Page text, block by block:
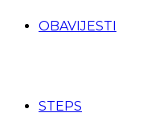
OBAVIJESTI
STEPS